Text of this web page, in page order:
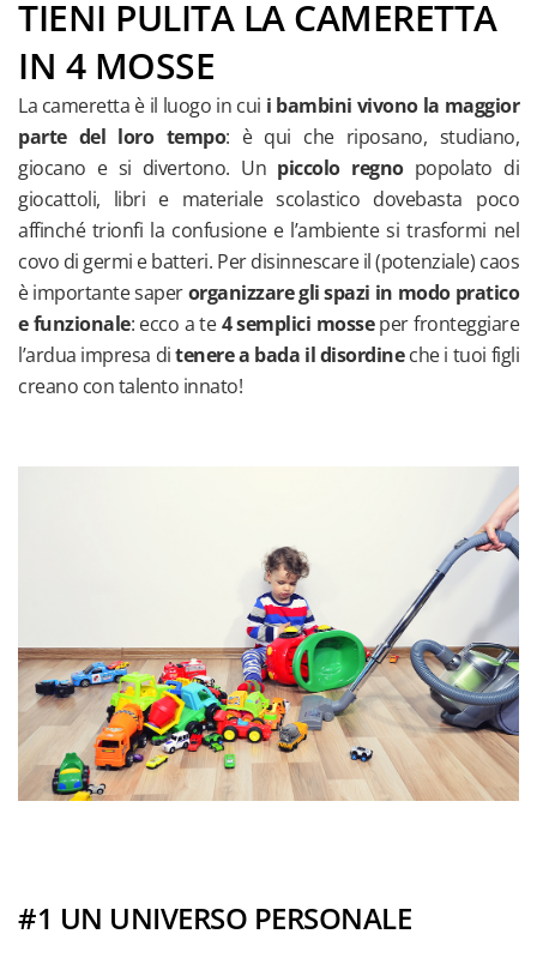
Scrivanie
e smart
working
TIENI PULITA LA CAMERETTA
IN 4 MOSSE
La cameretta è il luogo in cui i bambini vivono la maggior
parte del loro tempo: è qui che riposano, studiano,
giocano e si divertono. Un piccolo regnopopolato di
giocattoli, libri e materiale scolastico dovebasta poco
affinché trionfi la confusione e l’ambiente si trasformi nel
covo di germi e batteri. Per disinnescare il (potenziale) caos
è importante saperorganizzare gli spazi in modo pratico
e funzionale: ecco a te4 semplici mosseper fronteggiare
l’ardua impresa ditenere a bada il disordineche i tuoi figli
creano con talento innato!
#1 UN UNIVERSO PERSONALE